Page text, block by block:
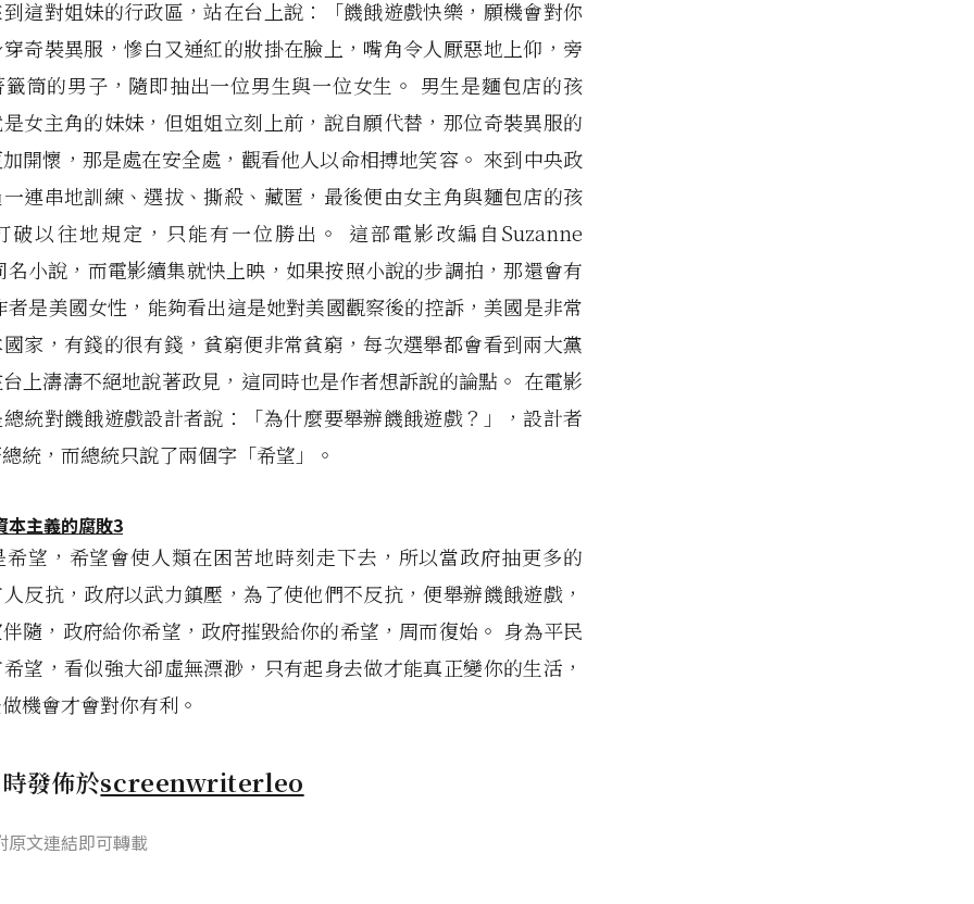
這對姐妹的行政區，站在台上說：「饑餓遊戲快樂，願機會對你
奇裝異服，慘白又通紅的妝掛在臉上，嘴角令人厭惡地上仰，旁
筒的男子，隨即抽出一位男生與一位女生。 男生是麵包店的孩
女主角的妹妹，但姐姐立刻上前，說自願代替，那位奇裝異服的
開懷，那是處在安全處，觀看他人以命相搏地笑容。 來到中央政
連串地訓練、選拔、撕殺、藏匿，最後便由女主角與麵包店的孩
破以往地規定，只能有一位勝出。 這部電影改編自Suzanne
小說，而電影續集就快上映，如果按照小說的步調拍，那還會有
者是美國女性，能夠看出這是她對美國觀察後的控訴，美國是非常
家，有錢的很有錢，貧窮便非常貧窮，每次選舉都會看到兩大黨
上濤濤不絕地說著政見，這同時也是作者想訴說的論點。 在電影
統對饑餓遊戲設計者說：「為什麼要舉辦饑餓遊戲？」，設計者
統，而總統只說了兩個字「希望」。
望，希望會使人類在困苦地時刻走下去，所以當政府抽更多的
反抗，政府以武力鎮壓，為了使他們不反抗，便舉辦饑餓遊戲，
隨，政府給你希望，政府摧毀給你的希望，周而復始。 身為平民
望，看似強大卻虛無漂渺，只有起身去做才能真正變你的生活，
機會才會對你有利。
發佈於screenwriterleo
原文連結即可轉載